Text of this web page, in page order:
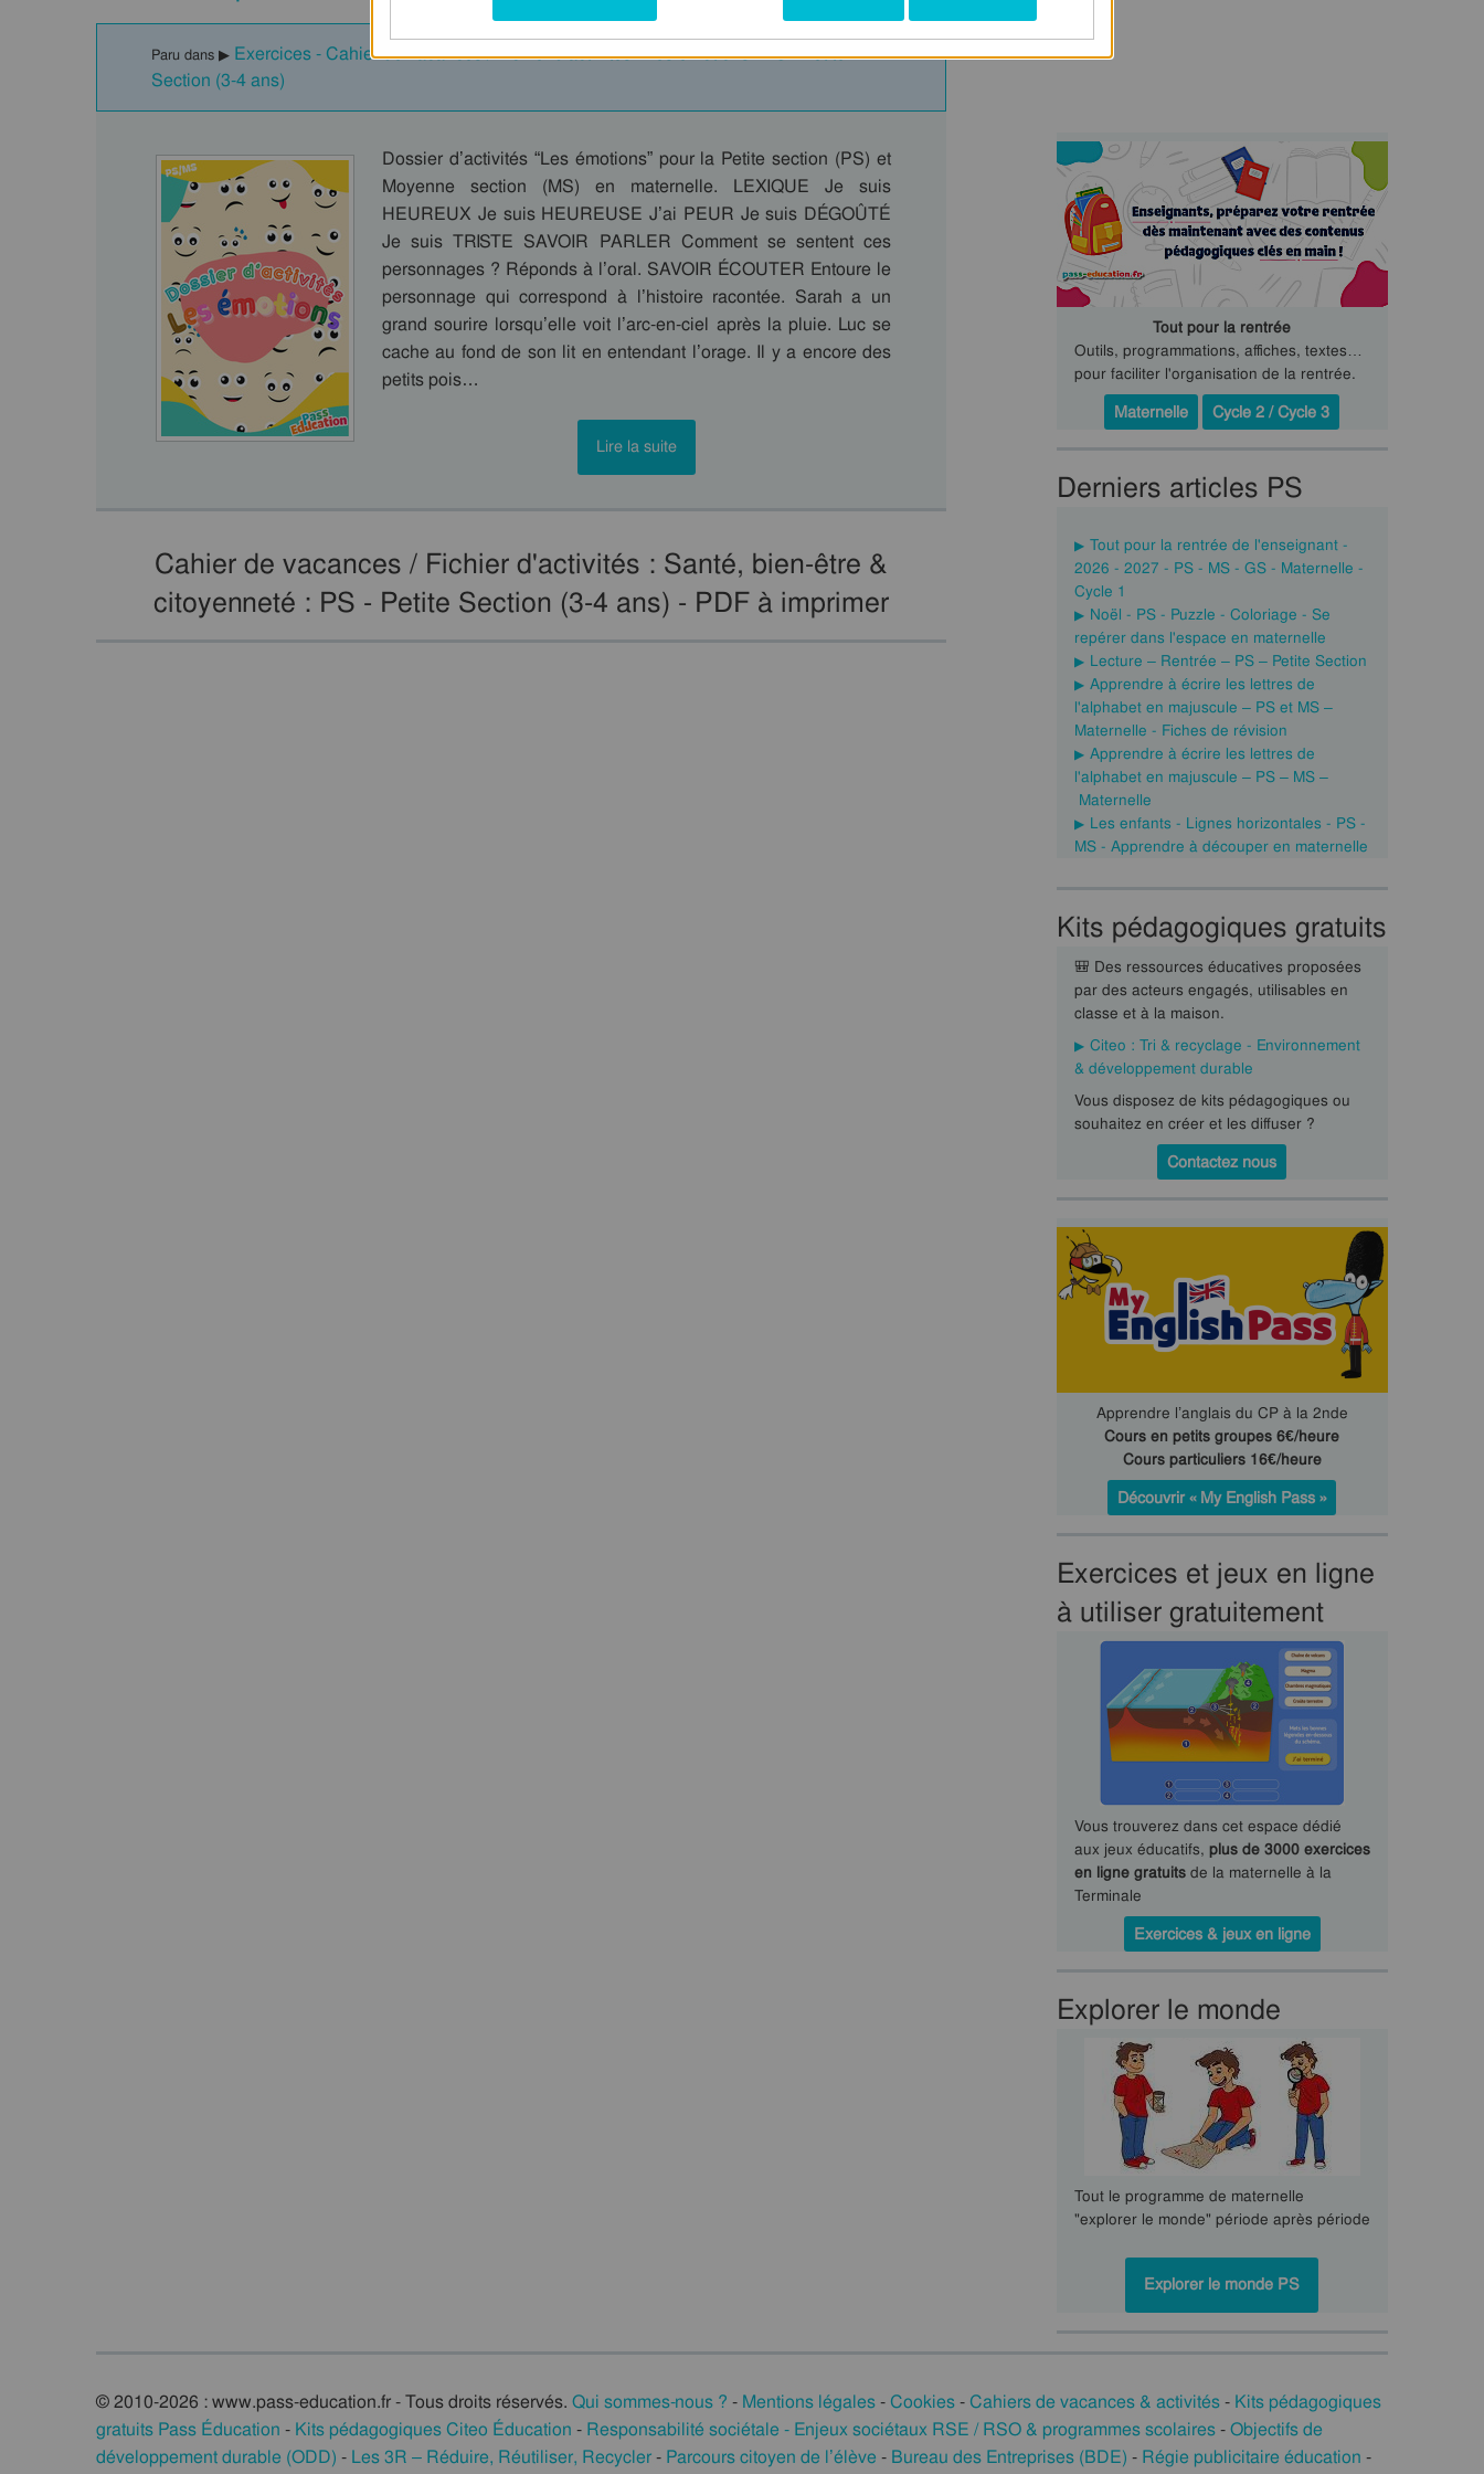
Paru dans ▶ Exercices - Cahier de vacances / Fichier d'activités : Les émotions : PS - Petite
Section (3-4 ans)
Dossier d’activités “Les émotions” pour la Petite section (PS) et
Moyenne section (MS) en maternelle. LEXIQUE Je suis
HEUREUX Je suis HEUREUSE J’ai PEUR Je suis DÉGOÛTÉ
Je suis TRISTE SAVOIR PARLER Comment se sentent ces
personnages ? Réponds à l’oral. SAVOIR ÉCOUTER Entoure le
personnage qui correspond à l’histoire racontée. Sarah a un
grand sourire lorsqu’elle voit l’arc-en-ciel après la pluie. Luc se
cache au fond de son lit en entendant l’orage. Il y a encore des
petits pois…
Lire la suite
Cahier de vacances / Fichier d'activités : Santé, bien-être &
citoyenneté : PS - Petite Section (3-4 ans) - PDF à imprimer
Tout pour la rentrée
Outils, programmations, affiches, textes…
pour faciliter l'organisation de la rentrée.
Maternelle
Cycle 2 / Cycle 3
Derniers articles PS
Tout pour la rentrée de l'enseignant -
2026 - 2027 - PS - MS - GS - Maternelle -
Cycle 1
Noël - PS - Puzzle - Coloriage - Se
repérer dans l'espace en maternelle
Lecture – Rentrée – PS – Petite Section
Apprendre à écrire les lettres de
l'alphabet en majuscule – PS et MS –
Maternelle - Fiches de révision
Apprendre à écrire les lettres de
l'alphabet en majuscule – PS – MS –
Maternelle
Les enfants - Lignes horizontales - PS -
MS - Apprendre à découper en maternelle
Kits pédagogiques gratuits
🎒 Des ressources éducatives proposées
par des acteurs engagés, utilisables en
classe et à la maison.
Citeo : Tri & recyclage - Environnement
& développement durable
Vous disposez de kits pédagogiques ou
souhaitez en créer et les diffuser ?
Contactez nous
Apprendre l’anglais du CP à la 2nde
Cours en petits groupes 6€/heure
Cours particuliers 16€/heure
Découvrir « My English Pass »
Exercices et jeux en ligne
à utiliser gratuitement
Vous trouverez dans cet espace dédié
aux jeux éducatifs, plus de 3000 exercices
en ligne gratuitsde la maternelle à la
Terminale
Exercices & jeux en ligne
Explorer le monde
Tout le programme de maternelle
"explorer le monde" période après période
Explorer le monde PS
© 2010-2026 : www.pass-education.fr - Tous droits réservés. Qui sommes-nous ? - Mentions légales-Cookies-Cahiers de vacances & activités- Kits pédagogiques
gratuits Pass Éducation - Kits pédagogiques Citeo Éducation - Responsabilité sociétale - Enjeux sociétaux RSE / RSO & programmes scolaires-Objectifs de
développement durable (ODD) - Les 3R – Réduire, Réutiliser, Recycler- Parcours citoyen de l’élève - Bureau des Entreprises (BDE) - Régie publicitaire éducation -